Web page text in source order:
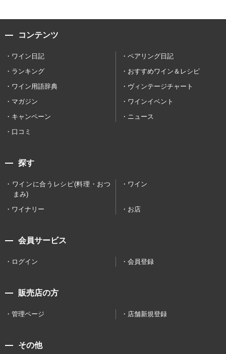
コンテンツ
ワイン日記
ペアリング日記
ランキング
おすすめワイン＆レシピ
ワイン用語辞典
ヴィンテージチャート
マガジン
ワインイベント
キャンペーン
ニュース
口コミ
探す
ワインに合うレシピ(料理・おつ
まみ)
ワイン
ワイナリー お店
会員サービス
ログイン 会員登録
販売店の方
管理ページ 店舗新規登録
その他